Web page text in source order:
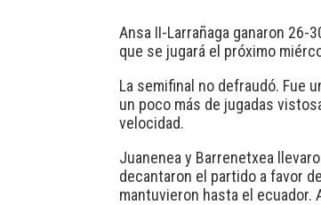
Ansa II-Larrañaga ganaron 26-
que se jugará el próximo
La semifinal no defraudó. Fue
un poco más de jugadas
velocidad.
Juanenea y Barrenetxea
decantaron el partido a favor
mantuvieron hasta el ecuador.